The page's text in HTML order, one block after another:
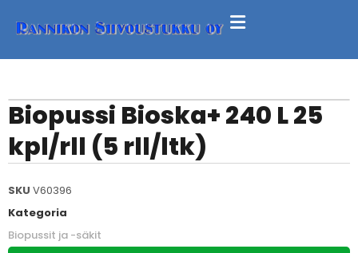
Biopussi Bioska+ 240 L 25
kpl/rll (5 rll/ltk)
SKU V60396
Kategoria
Biopussit ja -säkit